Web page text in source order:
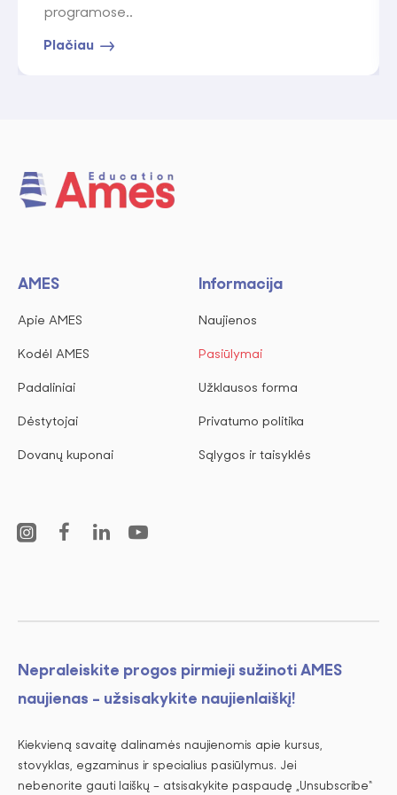
programose..
Plačiau
AMES
Apie AMES
Kodėl AMES
Padaliniai
Dėstytojai
Dovanų kuponai
Informacija
Naujienos
Pasiūlymai
Užklausos forma
Privatumo politika
Sąlygos ir taisyklės
Nepraleiskite progos pirmieji sužinoti AMES
naujienas - užsisakykite naujienlaiškį!
Kiekvieną savaitę dalinamės naujienomis apie kursus,
stovyklas, egzaminus ir specialius pasiūlymus. Jei
nebenorite gauti laiškų – atsisakykite paspaudę „Unsubscribe“